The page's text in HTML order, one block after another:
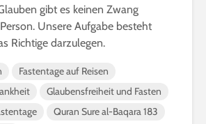
gibt es keinen Zwang
Unsere Aufgabe besteht
Richtige darzulegen.
Fastentage auf Reisen
Glaubensfreiheit und Fasten
Quran Sure al-Baqara 183